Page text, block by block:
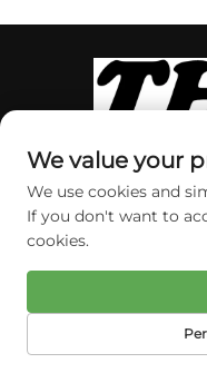
Descoperiți o
gimnastice de top
clienți de peste
antrenament,
și mai multe.
de încredere și
PAGINA
We value your
We use cookies and
If you don't want to
cookies.